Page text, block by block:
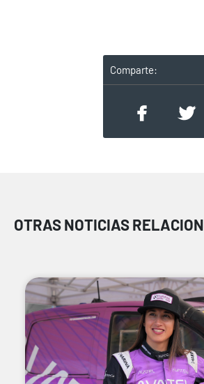
Comparte:
OTRAS NOTICIAS